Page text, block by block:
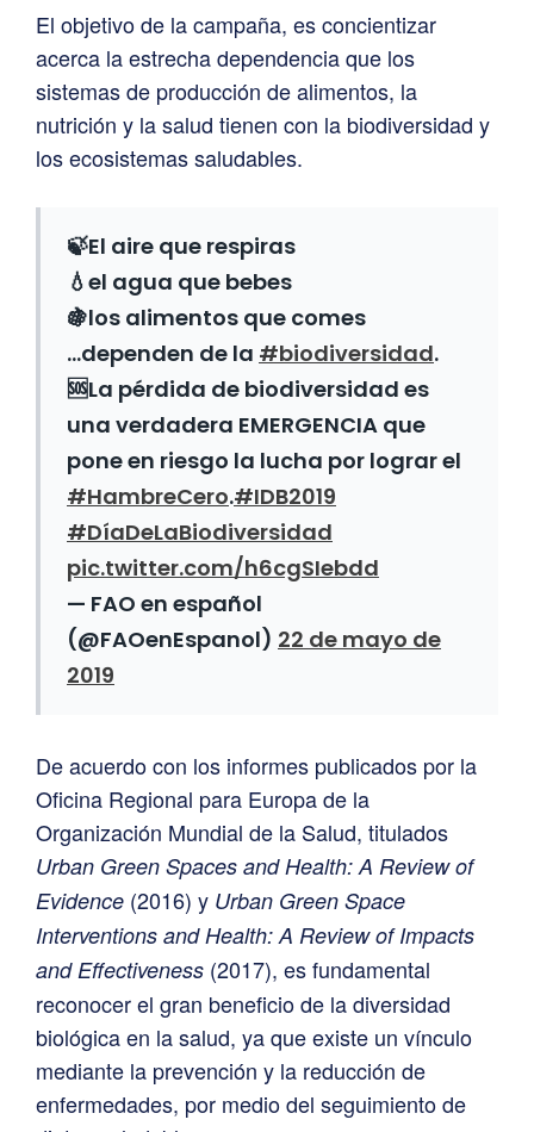
El objetivo de la campaña, es concientizar
acerca la estrecha dependencia que los
sistemas de producción de alimentos, la
nutrición y la salud tienen con la biodiversidad y
los ecosistemas saludables.
🍃El aire que respiras
💧el agua que bebes
🍇los alimentos que comes
…dependen de la #biodiversidad.
🆘La pérdida de biodiversidad es
una verdadera EMERGENCIA que
pone en riesgo la lucha por lograr el
#HambreCero.#IDB2019
#DíaDeLaBiodiversidad
pic.twitter.com/h6cgSIebdd
— FAO en español
(@FAOenEspanol) 22 de mayo de
2019
De acuerdo con los informes publicados por la
Oficina Regional para Europa de la
Organización Mundial de la Salud, titulados
Urban Green Spaces and Health: A Review of
Evidence (2016) y Urban Green Space
Interventions and Health: A Review of Impacts
and Effectiveness (2017), es fundamental
reconocer el gran beneficio de la diversidad
biológica en la salud, ya que existe un vínculo
mediante la prevención y la reducción de
enfermedades, por medio del seguimiento de